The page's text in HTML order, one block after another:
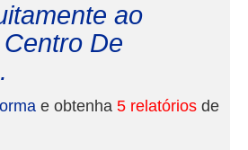
ao
De
e obtenha 5 relatórios de